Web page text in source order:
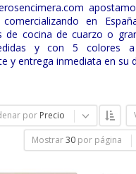
en
de cocina de cuarzo o
y con 5 colores
y entrega inmediata en su
por Precio
Mostrar 30 por página